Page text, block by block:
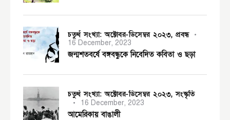
চতুর্থ সংখ্যা: অক্টোবর-ডিসেম্বর ২০২৩, প্রবন্ধ
16 December, 2023
জন্মশতবর্ষে বঙ্গবন্ধুকে নিবেদিত কবিতা ও ছড়া
চতুর্থ সংখ্যা: অক্টোবর-ডিসেম্বর ২০২৩,সংস্কৃতি
16 December, 2023
আমেরিকায় বাঙালী